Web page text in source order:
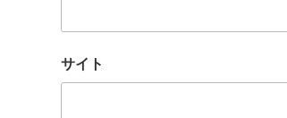
サイト